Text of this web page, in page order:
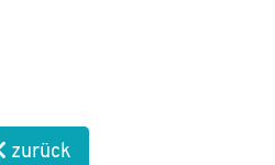
zurück